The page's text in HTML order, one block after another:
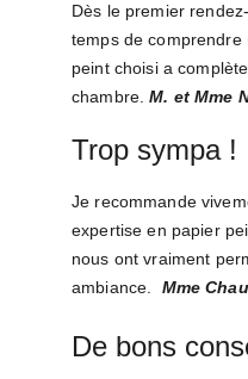
Dès le premier
temps de
peint choisi a
chambre. M. et Mme
Trop sympa !
Je recommande
expertise en papier
nous ont vraiment
ambiance. Mme
De bons